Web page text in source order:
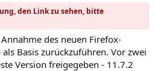
den Link zu sehen, bitte
des neuen Firefox-
Basis zurückzuführen. Vor zwei
Version freigegeben - 11.7.2